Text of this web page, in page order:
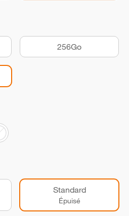
256Go
Standard
Épuisé